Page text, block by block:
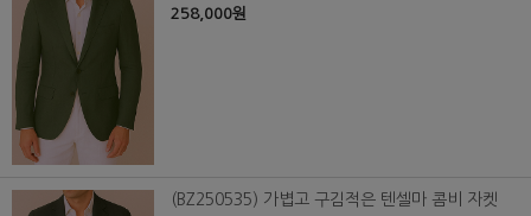
258,000원
(BZ250535) 가볍고 구김적은 텐셀마 콤비 자켓